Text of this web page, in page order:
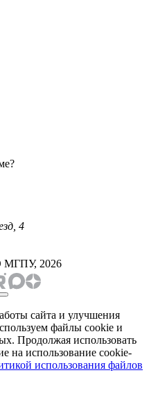
4
2026
сайта и улучшения
файлы cookie и
Продолжая использовать
на использование cookie-
использования файлов